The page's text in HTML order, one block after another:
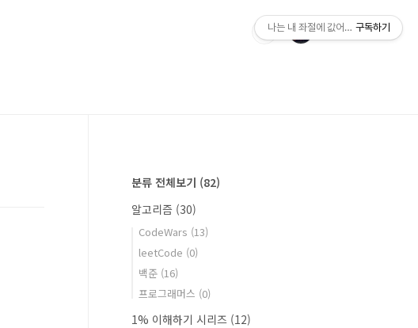
분류 전체보기 (82)
알고리즘 (30)
CodeWars (13)
leetCode (0)
백준 (16)
프로그래머스 (0)
1% 이해하기 시리즈 (12)
나는 내 좌절에 값어치를 매긴다.
구독하기